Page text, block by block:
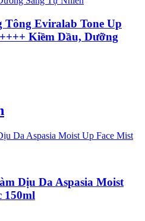
Tông Eviralab Tone Up
Kiềm Dầu, Dưỡng
Dịu Da Aspasia Moist
150ml